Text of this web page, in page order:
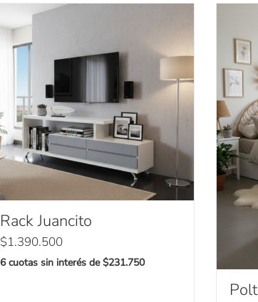
Rack Juancito
$1.390.500
6 cuotas sin interés de $231.750